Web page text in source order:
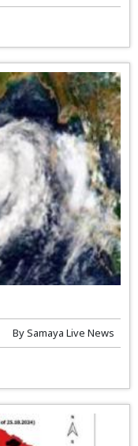
BySamaya Live News